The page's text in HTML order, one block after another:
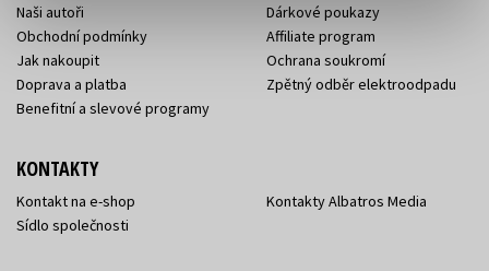
Naši autoři
Obchodní podmínky
Jak nakoupit
Doprava a platba
Benefitní a slevové programy
Dárkové poukazy
Affiliate program
Ochrana soukromí
Zpětný odběr elektroodpadu
KONTAKTY
Kontakt na e-shop
Sídlo společnosti
Kontakty Albatros Media